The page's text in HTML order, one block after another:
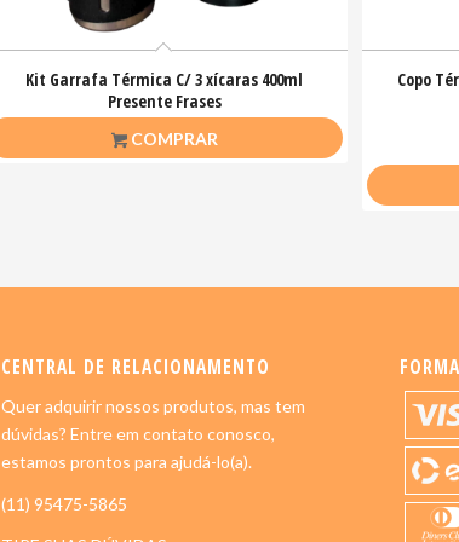
Kit Garrafa Térmica C/ 3 xícaras 400ml
Presente Frases
COMPRAR
Copo
CENTRAL DE RELACIONAMENTO
Quer adquirir nossos produtos, mas tem
dúvidas? Entre em contato conosco,
estamos prontos para ajudá-lo(a).
(11) 95475-5865